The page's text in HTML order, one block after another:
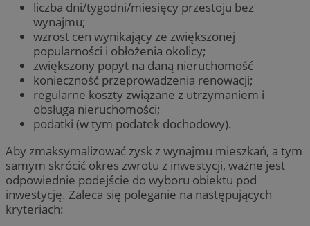
liczba dni/tygodni/miesięcy przestoju bez
wynajmu;
wzrost cen wynikający ze zwiększonej
popularności i obłożenia okolicy;
zwiększony popyt na daną nieruchomość
konieczność przeprowadzenia renowacji;
regularne koszty związane z utrzymaniem i
obsługą nieruchomości;
podatki (w tym podatek dochodowy).
Aby zmaksymalizować zysk z wynajmu mieszkań, a tym
samym skrócić okres zwrotu z inwestycji, ważne jest
odpowiednie podejście do wyboru obiektu pod
inwestycję. Zaleca się poleganie na następujących
kryteriach: